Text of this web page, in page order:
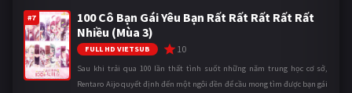
#7
100 Cô Bạn Gái Yêu Bạn Rất Rất Rất Rất Rất
Nhiều (Mùa 3)
FULL HD VIETSUB 10
Sau khi trải qua 100 lần thất tình suốt những năm trung học cơ sở,
Rentaro Aijo quyết định đến một ngôi đền để cầu mong tìm được bạn gái